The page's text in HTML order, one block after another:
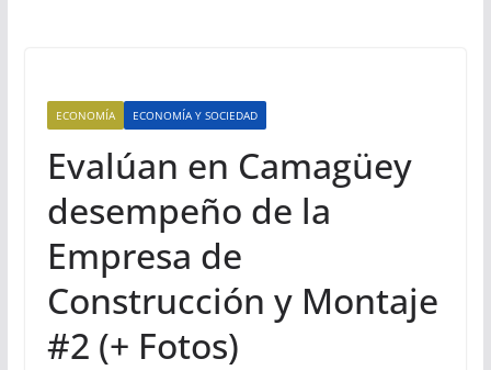
ECONOMÍA ECONOMÍA Y SOCIEDAD
Evalúan en Camagüey
desempeño de la
Empresa de
Construcción y Montaje
#2 (+ Fotos)